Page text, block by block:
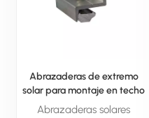
Abrazaderas de extremo
solar para montaje en techo
de paneles solares
Abrazaderas solares